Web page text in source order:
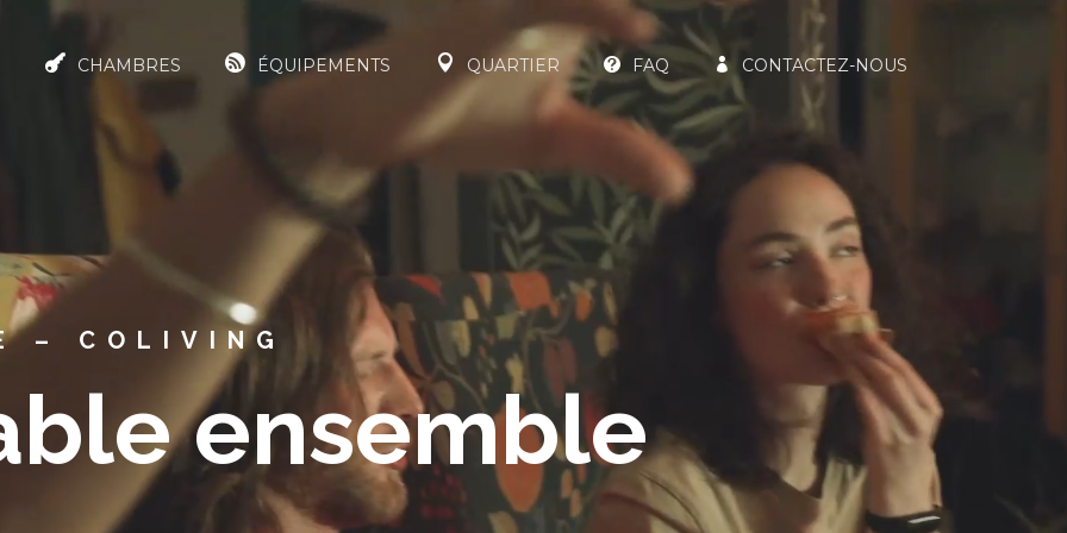
CHAMBRES ÉQUIPEMENTS QUARTIER FAQ CONTACTEZ-NOUS
– COLIVING
ensemble